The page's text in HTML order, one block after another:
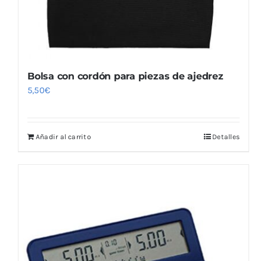
Bolsa con cordón para piezas de ajedrez
5,50€
Añadir al carrito Detalles